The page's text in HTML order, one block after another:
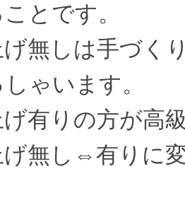
とです。
無しは手づく
ゃいます。
有りの方が高
無し⇔有りに